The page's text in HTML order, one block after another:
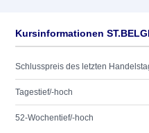
Kursinformationen
Schlusspreis des letzten
Tagestief/-hoch
52-Wochentief/-hoch